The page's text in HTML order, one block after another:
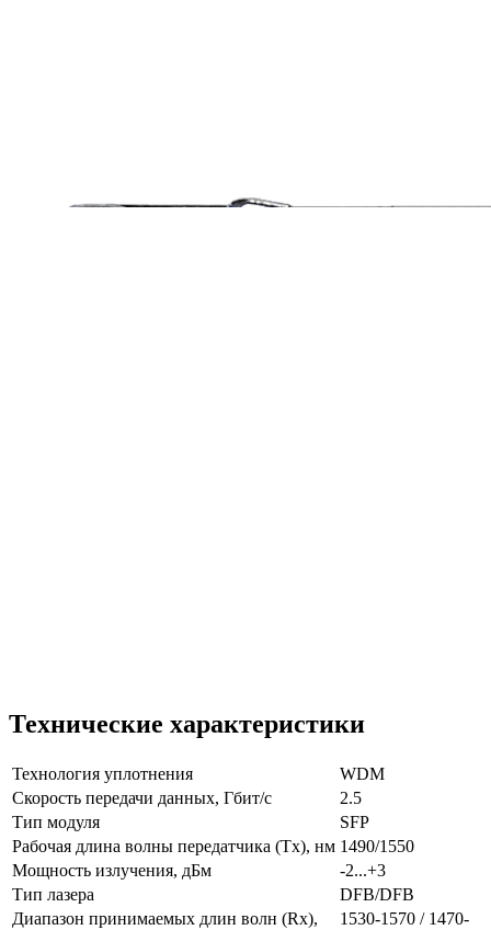
Технические характеристики
Технология уплотнения
WDM
Скорость передачи данных, Гбит/с
2.5
Тип модуля
SFP
Рабочая длина волны передатчика (Tx), нм 1490/1550
Мощность излучения, дБм
-2...+3
Тип лазера
DFB/DFB
Диапазон принимаемых длин волн (Rx),
1530-1570 / 1470-